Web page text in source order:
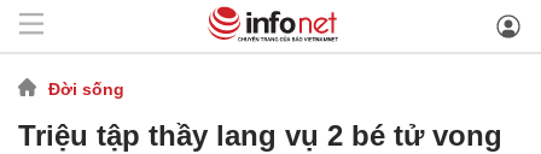
Đời sống
Triệu tập thầy lang vụ 2 bé tử vong